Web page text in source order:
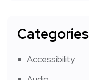
Categories
Accessibility